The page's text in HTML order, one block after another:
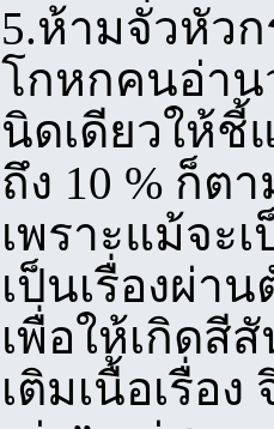
5.ห้ามจั่วหัวก
โกหกคนอ่าน
นิดเดียวให้ชี้
ถึง 10 % ก็ต
เพราะแม้จะ
เป็นเรื่องผ่า
เพื่อให้เกิดสี
เติมเนื้อเรื่อ